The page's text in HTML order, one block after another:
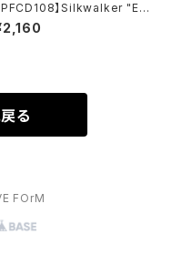
PFCD108】Silkwalker "Exp
One" CD
る
FOrM